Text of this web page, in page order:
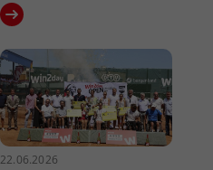
22.06.2026